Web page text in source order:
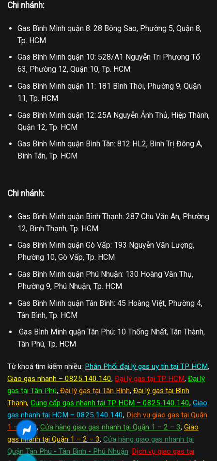
Chi nhánh:
Gas Bình Minh quận 8: 28 Bông Sao, Phường 5, Quận 8,
Tp. HCM
Gas Bình Minh quận 10: 528/A1 Nguyễn Tri Phương Tổ
63, Phường 12, Quận 10, Tp. HCM
Gas Bình Minh quận 11: 181 Bình Thới, Phường 9, Quận
11, Tp. HCM
Gas Bình Minh quận 12: 25A Nguyễn Ảnh Thủ, Hiệp Thành,
Quận 12, Tp. HCM
Gas Bình Minh quận Bình Tân: 812 HL2, Bình Trị Đông A,
Bình Tân, Tp. HCM
Chi nhánh:
Gas Bình Minh quận Bình Thạnh: 287 Chu Văn An, Phường
12, Bình Thạnh, Tp. HCM
Gas Bình Minh quận Gò Vấp: 193 Nguyễn Văn Lượng,
Phường 10, Gò Vấp, Tp. HCM
Gas Bình Minh quận Phú Nhuận: 130 Hoàng Văn Thụ,
Phường 9, Phú Nhuận, Tp. HCM
Gas Bình Minh quận Tân Bình: 45 Hoàng Việt, Phường 4,
Tân Bình, Tp. HCM
.Gas Bình Minh quận Tân Phú: 10 Thống Nhất, Tân Thành,
Tân Phú, Tp. HCM
Từ khoá tìm kiếm nhiều: Phân Phối đại lý gas uy tín tại TP HCM,
Giao gas nhanh – 0825.140.140, Đại lý gas tại TP HCM, Đại lý
gas tại Tân Phú, Đại lý gas tại Tân Bình, Đại lý gas tại Bình
Thạnh, Cung cấp gas nhanh tại TP HCM – 0825.140.140, Giao
gas nhanh tại HCM – 0825.140.140, Dịch vụ giao gas tại Quận
1 – 2 – 3, Cửa hàng giao gas nhanh tại Quận 1 – 2 – 3, Giao
gas nhanh tại Quận 1 – 2 – 3, Cửa hàng giao gas nhanh tại
Quận Tân Phú - Tân Bình - Phú Nhuận Dịch vụ giao gas tại